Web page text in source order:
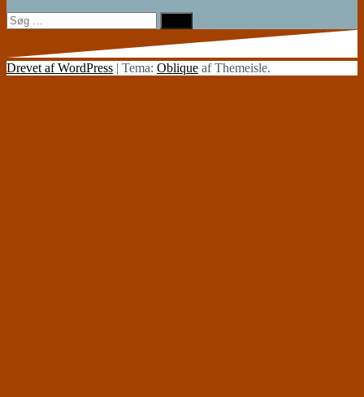
Søg
efter:
Drevet af WordPress | Tema: Oblique af Themeisle.